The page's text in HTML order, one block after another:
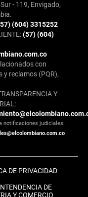
- 119, Envigado,
(604) 3315252
(57) (604)
con
y reclamos (PQR),
Y
notificaciones judiciales:
DE PRIVACIDAD
DE
Y COMERCIO